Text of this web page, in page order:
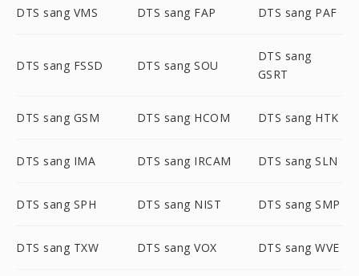
DTS sang VMS DTS sang FAP DTS sang PAF
DTS sang FSSD DTS sang SOU
DTS sang
GSRT
DTS sang GSM DTS sang HCOM DTS sang HTK
DTS sang IMA DTS sang IRCAM DTS sang SLN
DTS sang SPH DTS sang NIST DTS sang SMP
DTS sang TXW DTS sang VOX DTS sang WVE